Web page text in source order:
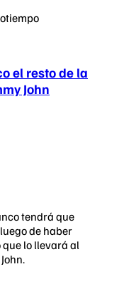
el resto de la
John
tendrá que
de haber
que lo llevará al